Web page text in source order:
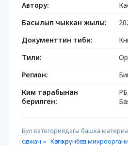
Автору:
Басылып чыккан жылы:
Документтин тиби:
Тили:
Регион:
Ким тарабынан
берилген:
Бул категориядагы башка
сөөлжан » Көзгө көрүнбөгөн